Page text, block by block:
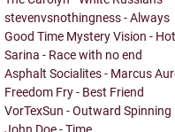
stevenvsnothingness - Always
Good Time Mystery Vision -
Sarina - Race with no end
Asphalt Socialites - Marcus
Freedom Fry - Best Friend
VorTexSun - Outward Spinning
John Doe - Time